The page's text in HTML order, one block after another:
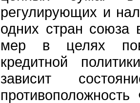
регулирующих и
одних стран союза
мер в целях
кредитной
зависит